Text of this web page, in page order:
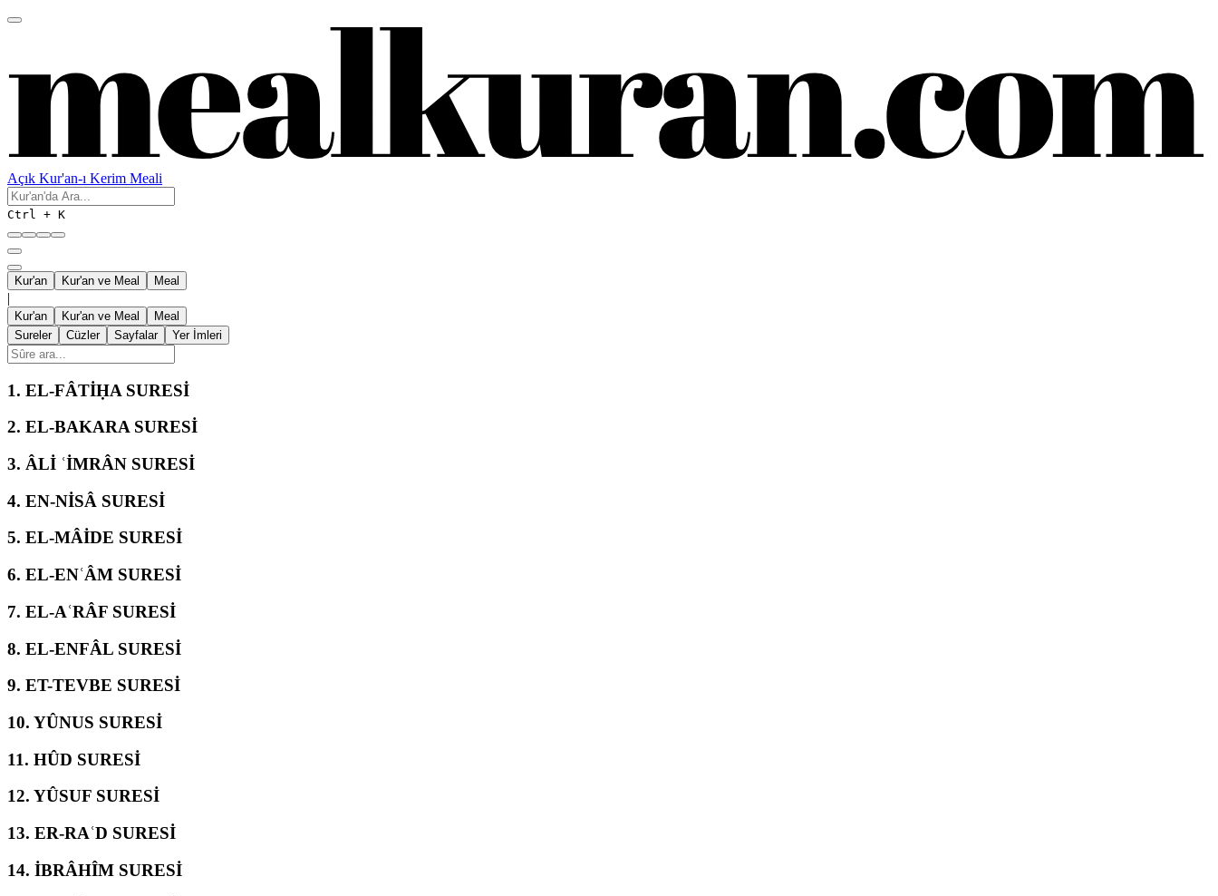
Açık Kur'an-ı Kerim Meali
Ctrl + K
Kur'an Kur'an ve Meal Meal
|
Kur'an Kur'an ve Meal
Meal
Sureler
Cüzler Sayfalar Yer İmleri
1. EL-FÂTİḤA SURESİ
2. EL-BAKARA SURESİ
3. ÂLİ ʿİMRÂN SURESİ
4. EN-NİSÂ SURESİ
5. EL-MÂİDE SURESİ
6. EL-ENʿÂM SURESİ
7. EL-AʿRÂF SURESİ
8. EL-ENFÂL SURESİ
9. ET-TEVBE SURESİ
10. YÛNUS SURESİ
11. HÛD SURESİ
12. YÛSUF SURESİ
13. ER-RAʿD SURESİ
14. İBRÂHÎM SURESİ